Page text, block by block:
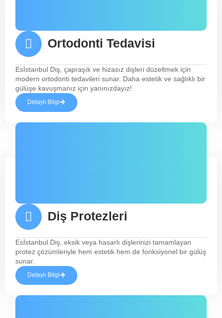
Ortodonti Tedavisi
Esİstanbul Diş, çapraşık ve hizasız dişleri düzeltmek için
modern ortodonti tedavileri sunar. Daha estetik ve sağlıklı bir
gülüşe kavuşmanız için yanınızdayız!
Detaylı Bilgi
Diş Protezleri
Esİstanbul Diş, eksik veya hasarlı dişlerinizi tamamlayan
protez çözümleriyle hem estetik hem de fonksiyonel bir gülüş
sunar.
Detaylı Bilgi